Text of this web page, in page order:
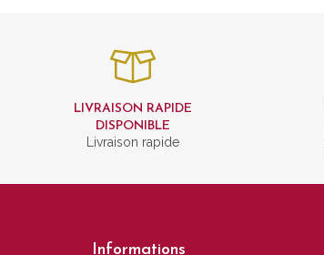
LIVRAISON RAPIDE
DISPONIBLE
Livraison rapide
Informations